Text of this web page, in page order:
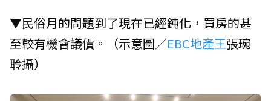
▼民俗月的問題到了現在已經鈍化，買房的甚
至較有機會議價。（示意圖／EBC地產王張琬
聆攝）